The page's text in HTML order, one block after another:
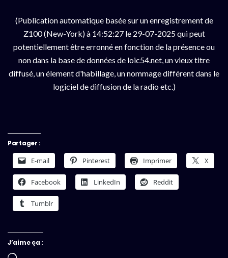
(Publication automatique basée sur un enregistrement de
Z100 (New-York) à 14:52:27 le 29-07-2025 qui peut
potentiellement être erronné en fonction de la présence ou
non dans la base de données de loic54.net, un vieux titre
diffusé, un élement d'habillage, un nommage différent dans le
logiciel de diffusion de la radio etc.)
Partager :
E-mail Pinterest Imprimer X
Facebook LinkedIn Reddit
Tumblr
J’aime ça :